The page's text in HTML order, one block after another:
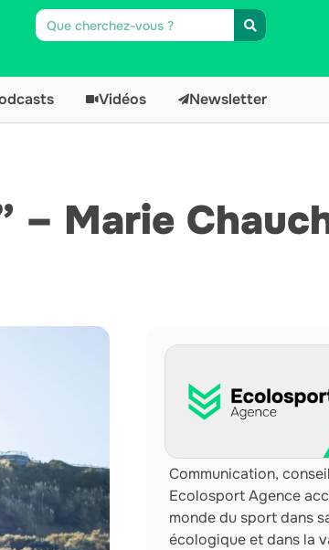
Vidéos Newsletter
– Marie
Communication,
Ecolosport Agence
monde du sport dans
écologique et dans la